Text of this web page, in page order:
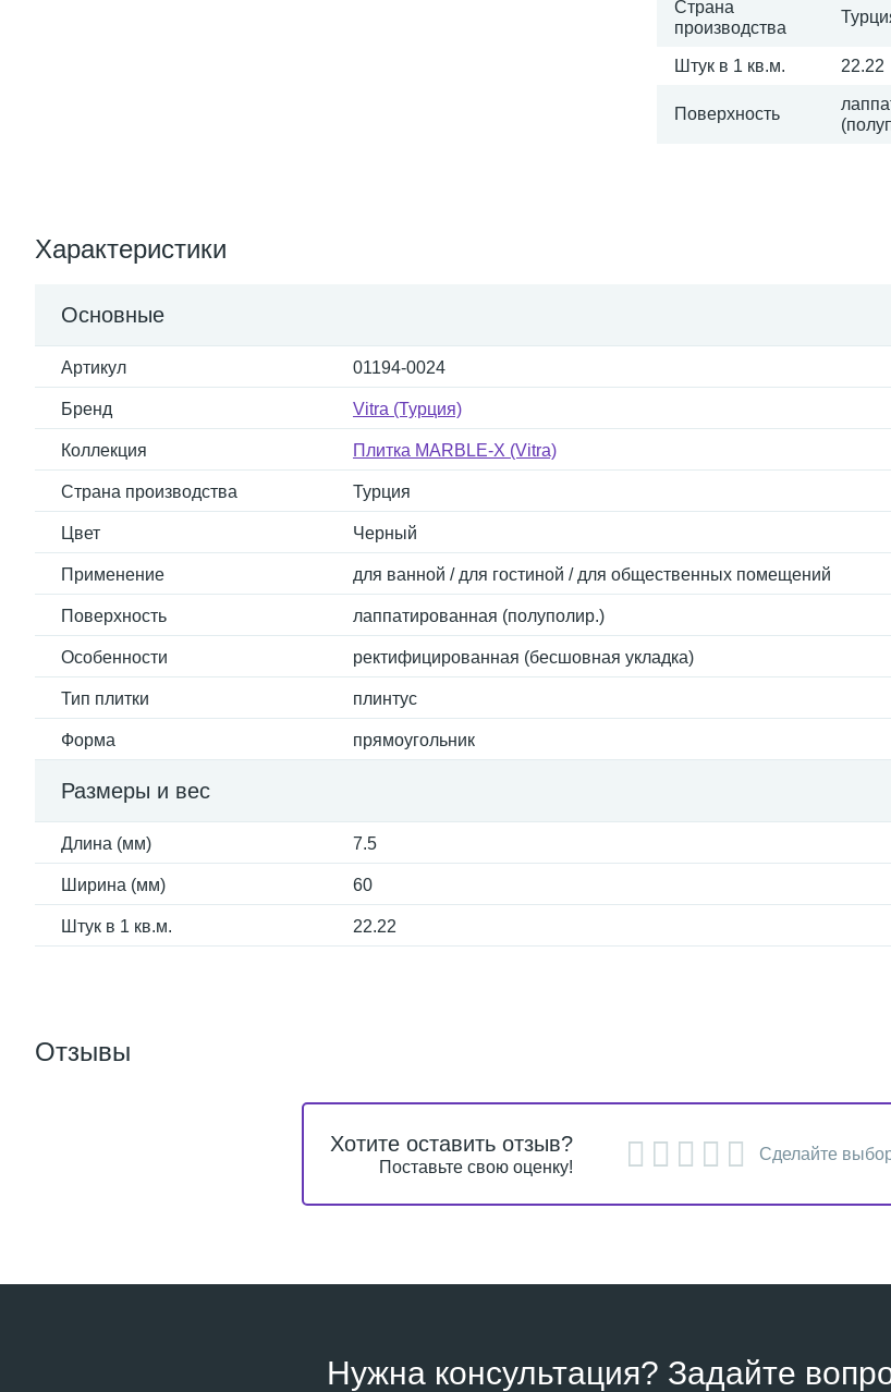
Страна
производства
Штук в 1 кв.м. 22.22
Поверхность
Характеристики
Основные
Артикул 01194-0024
Бренд Vitra (Турция)
Коллекция Плитка MARBLE-X (Vitra)
Страна производства Турция
Цвет Черный
Применение для ванной / для гостиной / для общественных помещений
Поверхность лаппатированная (полуполир.)
Особенности ректифицированная (бесшовная укладка)
Тип плитки плинтус
Форма прямоугольник
Размеры и вес
Длина (мм) 7.5
Ширина (мм) 60
Штук в 1 кв.м. 22.22
Отзывы
Хотите оставить отзыв?
Поставьте свою оценку!
Сделайте
Нужна консультация? Задайте